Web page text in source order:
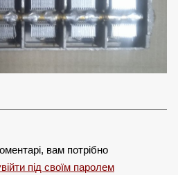
вам потрібно
під своїм паролем